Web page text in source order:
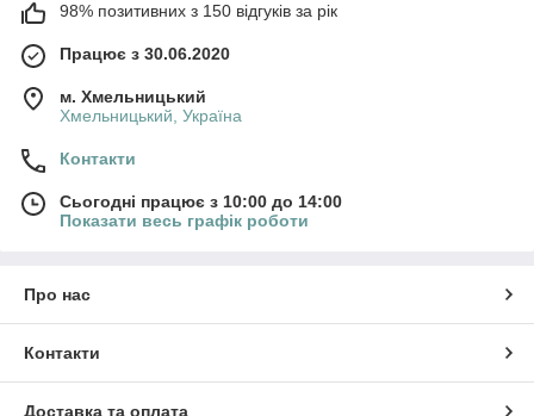
98% позитивних з 150 відгуків за рік
Працює з 30.06.2020
м. Хмельницький
Хмельницький, Україна
Контакти
Сьогодні працює з 10:00 до 14:00
Показати весь графік роботи
Про нас
Контакти
Доставка та оплата